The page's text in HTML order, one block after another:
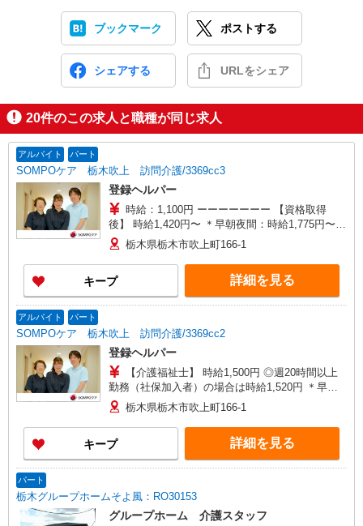
ブックマーク ポストする
シェアする URLをシェア
20件のこの求人と職種が同じ求人
アルバイト パート
SOMPOケア 栃木吹上 訪問介護/3369cc3
登録ヘルパー
時給：1,100円 ーーーーーーー 【資格取得
後】 時給1,420円〜 ＊早朝夜間：時給1,775円〜
＊日曜祝日：時給1,720円〜 ーーーーーーー
栃木県栃木市吹上町166-1
キープ 詳細を見る
アルバイト パート
SOMPOケア 栃木吹上 訪問介護/3369cc2
登録ヘルパー
【介護福祉士】 時給1,500円 ◎週20時間以上
勤務（社保加入者）の場合は時給1,520円 ＊早朝
夜間（〜8:00、18:00〜）：時給1,875円〜 ＊日曜
祝日：時給1,800円〜 【実務者研修・初任者研修
（ヘルパー1級・2級）】 時給1,420円 ◎週20時間
以上勤務（社保加入者）の場合は時給1,440円 ＊
早朝夜間（〜8:00、18:00〜）：時給1,775円〜 ＊
が同時給 ◎キャンセル手当：職務時給の60％支給
栃木県栃木市吹上町166-1
キープ 詳細を見る
パート
栃木グループホームそよ風：RO30153
グループホーム 介護スタッフ